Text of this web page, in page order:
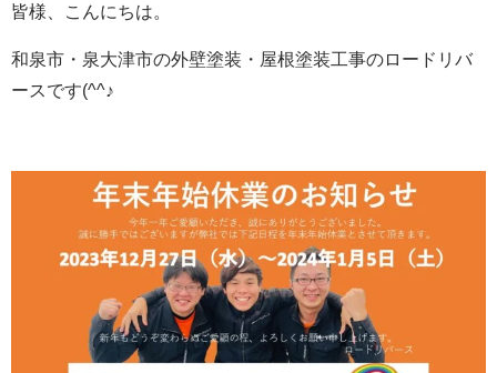
皆様、こんにちは。
和泉市・泉大津市の外壁塗装・屋根塗装工事のロードリバ
ースです(^^♪